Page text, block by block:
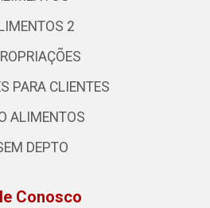
2
PARA CLIENTES
ALIMENTOS
DEPTO
Conosco